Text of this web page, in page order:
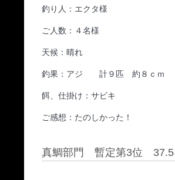
釣り人：エクタ様
ご人数：４名様
天候：晴れ
釣果：アジ 計９匹 約８ｃｍ
餌、仕掛け：サビキ
ご感想：たのしかった！
真鯛部門 暫定第3位 37.5